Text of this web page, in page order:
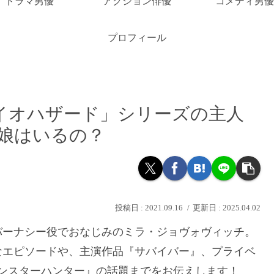
プロフィール
ハザード」シリーズの主人
はいるの？
2021.09.16 2025.04.02
ナシー役でおなじみのミラ・ジョヴォヴィッチ。
ピソードや、主演作品『サバイバー』、プライベ
ターハンター』の話題までをお伝えします！